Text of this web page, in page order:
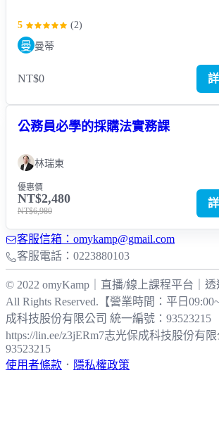
5 (2)
曼 曼蒂
NT$0
公務員必學的採購法實務課
林瑞東
優惠價
NT$2,480
NT$6,980
客服信箱：omykamp@gmail.com
客服電話：0223880103
© 2022 omyKamp｜直播/線上課程平台｜
All Rights Reserved.【營業時間：平日
成科技股份有限公司 統一編號：93523215
https://lin.ee/z3jERm7志光保成科技股份有限
93523215
使用者條款 ． 隱私權政策